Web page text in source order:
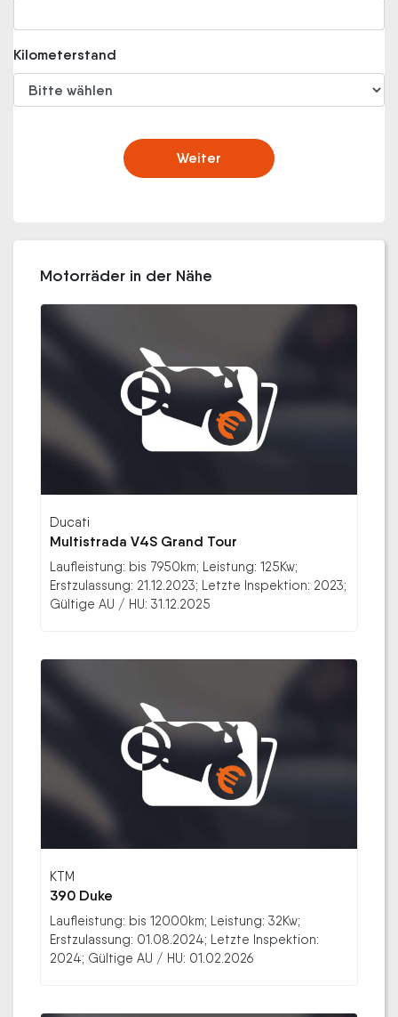
Kilometerstand
Weiter
Motorräder in der Nähe
Ducati
Multistrada V4S Grand Tour
Laufleistung: bis 7950km; Leistung: 125Kw;
Erstzulassung: 21.12.2023; Letzte Inspektion: 2023;
Gültige AU / HU: 31.12.2025
KTM
390 Duke
Laufleistung: bis 12000km; Leistung: 32Kw;
Erstzulassung: 01.08.2024; Letzte Inspektion:
2024; Gültige AU / HU: 01.02.2026